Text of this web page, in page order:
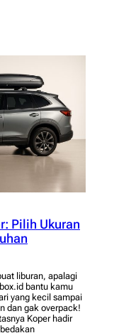
Pilih Ukuran
liburan, apalagi
bantu kamu
yang kecil sampai
dan gak overpack!
Koper hadir